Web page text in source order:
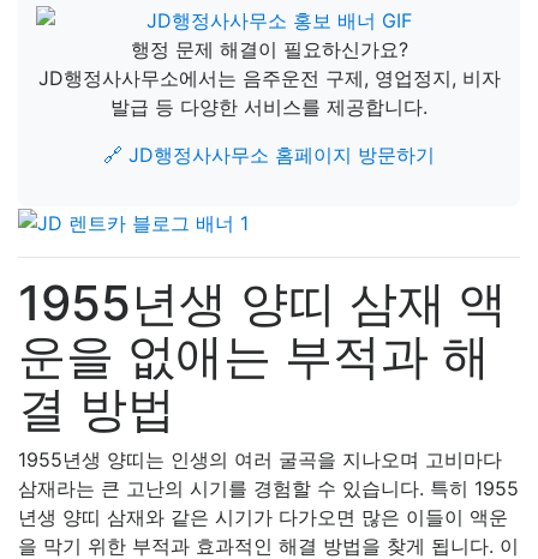
행정 문제 해결이 필요하신가요?
JD행정사사무소에서는 음주운전 구제, 영업정지, 비자
발급 등 다양한 서비스를 제공합니다.
🔗 JD행정사사무소 홈페이지 방문하기
1955년생 양띠 삼재 액
운을 없애는 부적과 해
결 방법
1955년생 양띠는 인생의 여러 굴곡을 지나오며 고비마다
삼재라는 큰 고난의 시기를 경험할 수 있습니다. 특히 1955
년생 양띠 삼재와 같은 시기가 다가오면 많은 이들이 액운
을 막기 위한 부적과 효과적인 해결 방법을 찾게 됩니다. 이